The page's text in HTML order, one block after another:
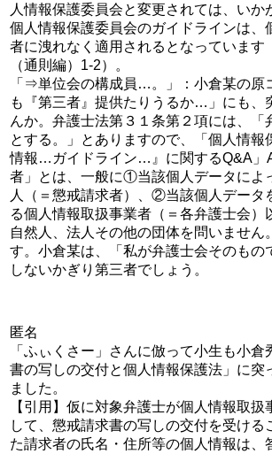
人情報保護委員会と変更されては、いか
個人情報保護委員会のガイドラインは、
者に洩れなく適用されるとなっています
（通則編）1-2）。
「⇒単位会の構成員…。」：小倉某の原
も『第三者』提供たりうるか…」にも、
んか。弁護士法第３１条第２項には、「
とする。」とありますので、「個人情報
情報…ガイドライン…』に関するQ&A」
者」とは、一般に①当該個人データによ
人（＝懲戒請求者）、②当該個人データ
る個人情報取扱事業者（＝各弁護士会）
自然人、法人その他の団体を問いません
す。小倉某は、「私が弁護士会そのもの
しないかぎり第三者でしょう。
匿名
「ふぃくさー」さんに倣って小生も小
書の写しの交付と個人情報保護法」に突
ました。
【引用】仮に対象弁護士が個人情報取扱
して、懲戒請求書の写しの交付を受ける
た請求者の氏名・住所等の個人情報は、